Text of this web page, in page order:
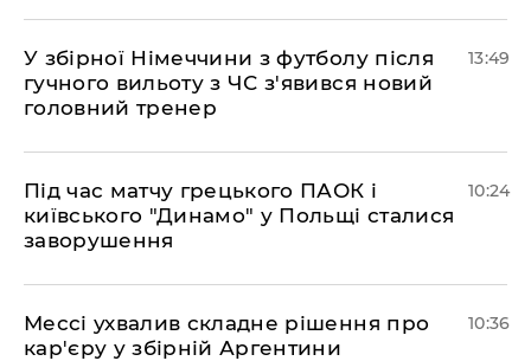
У збірної Німеччини з футболу після
гучного вильоту з ЧС з'явився новий
головний тренер
13:49
Під час матчу грецького ПАОК і
київського "Динамо" у Польщі сталися
заворушення
10:24
Мессі ухвалив складне рішення про
кар'єру у збірній Аргентини
10:36